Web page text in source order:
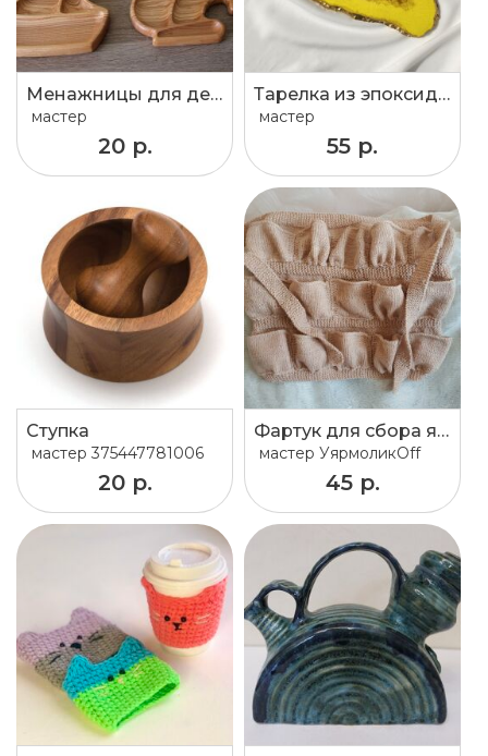
Менажницы для детей
мастер
20 р.
Тарелка из эпоксидной смолы
мастер
55 р.
Ступка
мастер 375447781006
20 р.
Фартук для сбора яиц, фартук-органайзер
мастер УярмоликOff
45 р.